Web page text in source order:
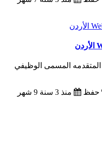
المتقدمه المسمى الوظيفي
حفظ منذ 3 سنة 9 شهر